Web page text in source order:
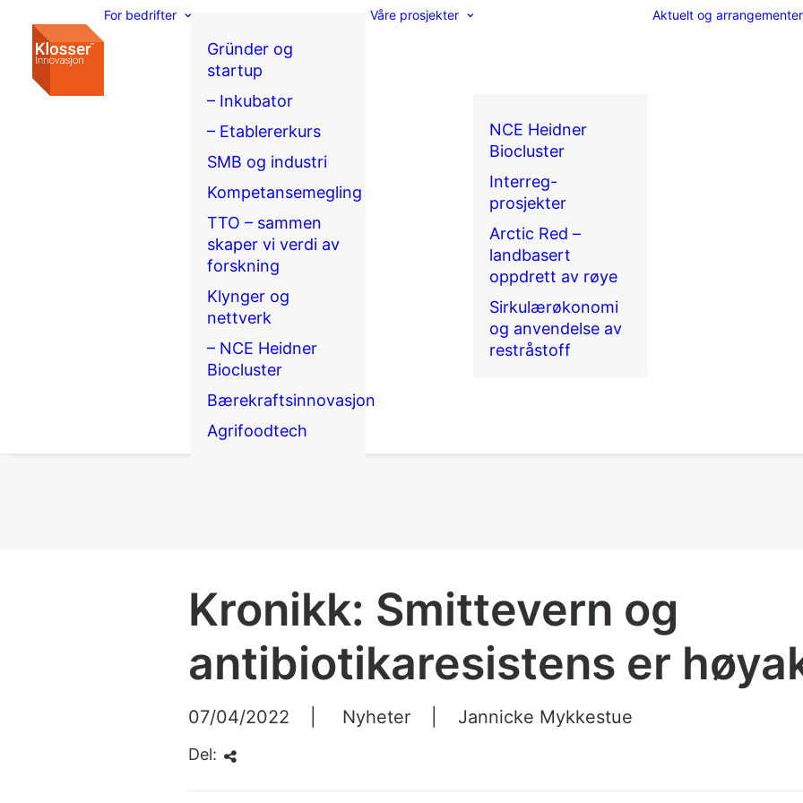
For bedrifter
Gründer og
startup
– Inkubator
– Etablererkurs
SMB og industri
Kompetansemegling
TTO – sammen
skaper vi verdi av
forskning
Klynger og
nettverk
– NCE Heidner
Biocluster
Bærekraftsinnovasjon
Agrifoodtech
Våre prosjekter
NCE Heidner
Biocluster
Interreg-
prosjekter
Arctic Red –
landbasert
oppdrett av røye
Sirkulærøkonomi
og anvendelse av
restråstoff
Aktuelt og arrangementer
Kronikk: Smittevern og
antibiotikaresistens er
07/04/2022 Nyheter Jannicke Mykkestue
Del: